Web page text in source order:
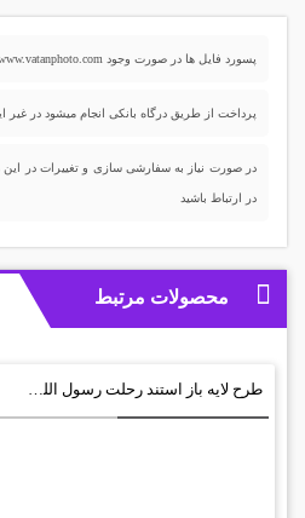
پسورد فایل ها در صورت وجود www.vatanphoto.com
پرداخت از طریق درگاه بانکی انجام میشود در غیر
در صورت نیاز به سفارشی سازی و تغییرات در این
در ارتباط باشید
محصولات مرتبط
طرح لایه باز استند رحلت رسول الله psd